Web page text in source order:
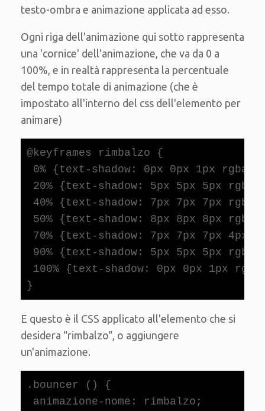
testo-ombra e animazione applicata ad esso.
Ogni riga dell'animazione qui sotto rappresenta
una 'cornice' dell'animazione, che va da 0 a
100%, e in realtà rappresenta la percentuale
del tempo totale di animazione (che è
impostato all'interno del css dell'elemento per
animare)
@keyframes rimbalzo {
0% {text-shadow: 0px 0px 1px
20% {text-shadow: 5px 5px 5px
40% {text-shadow: 7px 7px 7px
50% {text-shadow: 8px 8px 8px
70% {text-shadow: 7px 7px 7px
90% {text-shadow: 5px 5px 5px
100% {text-shadow: 0px 0px 1px
E questo è il CSS applicato all'elemento che si
desidera "rimbalzo", o aggiungere
un'animazione.
.bouncer () {
animazione-nome: rimbalzo;